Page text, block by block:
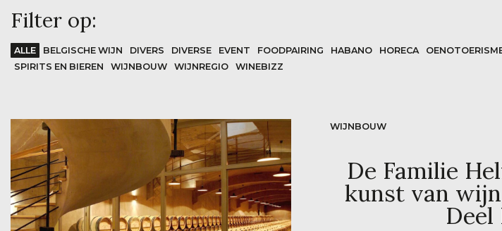
Filter op:
ALLE BELGISCHE WIJN DIVERS DIVERSE EVENT FOODPAIRING HABANO HORECA
SPIRITS EN BIEREN
WIJNBOUW WIJNREGIO WINEBIZZ
WIJNBOUW
De Familie
kunst van
Deel